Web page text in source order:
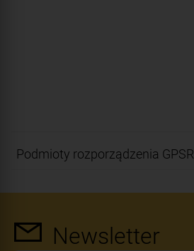
Podmioty rozporządzenia GPSR
Newsletter